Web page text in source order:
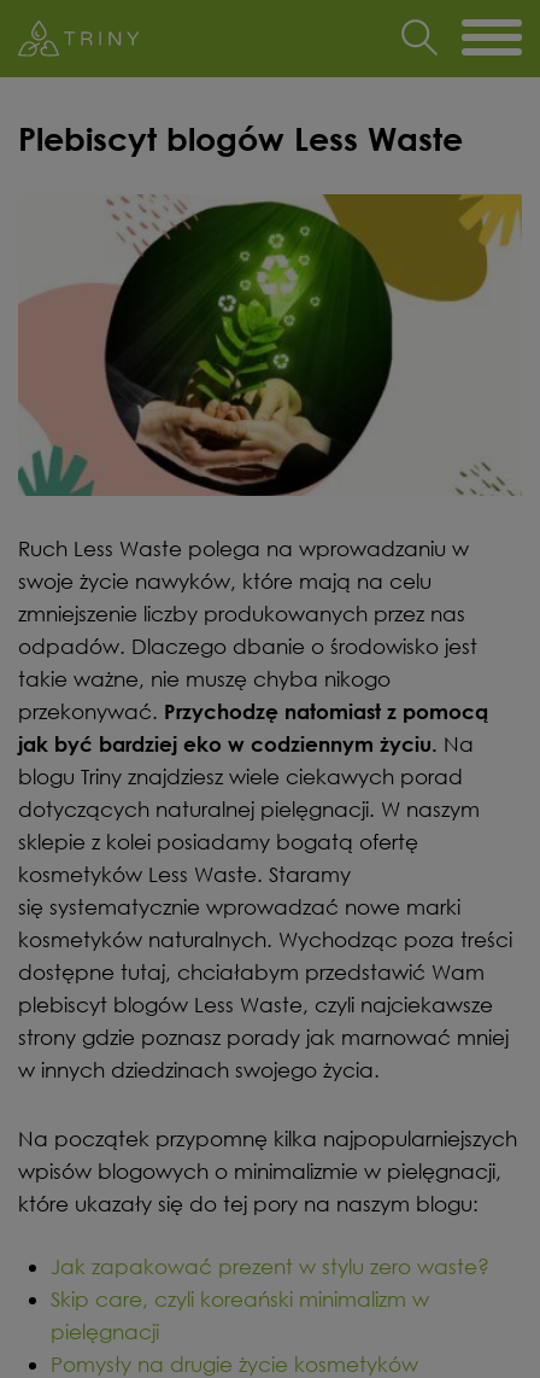
Plebiscyt blogów Less Waste
Ruch Less Waste polega na wprowadzaniu w
swoje życie nawyków, które mają na celu
zmniejszenie liczby produkowanych przez nas
odpadów. Dlaczego dbanie o środowisko jest
takie ważne, nie muszę chyba nikogo
przekonywać. Przychodzę natomiast z pomocą
jak być bardziej eko w codziennym życiu.
Na
blogu Triny znajdziesz wiele ciekawych porad
dotyczących naturalnej pielęgnacji. W naszym
sklepie z kolei posiadamy bogatą ofertę
kosmetyków Less Waste. Staramy
się systematycznie wprowadzać nowe marki
kosmetyków naturalnych. Wychodząc poza treści
dostępne tutaj, chciałabym przedstawić Wam
plebiscyt blogów Less Waste, czyli najciekawsze
strony gdzie poznasz porady jak marnować mniej
w innych dziedzinach swojego życia.
Na początek przypomnę kilka najpopularniejszych
wpisów blogowych o minimalizmie w pielęgnacji,
które ukazały się do tej pory na naszym blogu:
Jak zapakować prezent w stylu zero waste?
Skip care, czyli koreański minimalizm w
pielęgnacji
Pomysły na drugie życie kosmetyków